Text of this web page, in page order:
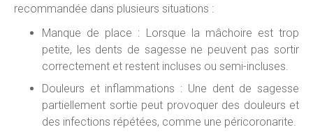
recommandée dans plusieurs situations :
Manque de place : Lorsque la mâchoire est trop
petite, les dents de sagesse ne peuvent pas sortir
correctement et restent incluses ou semi-incluses.
Douleurs et inflammations : Une dent de sagesse
partiellement sortie peut provoquer des douleurs et
des infections répétées, comme une péricoronarite.